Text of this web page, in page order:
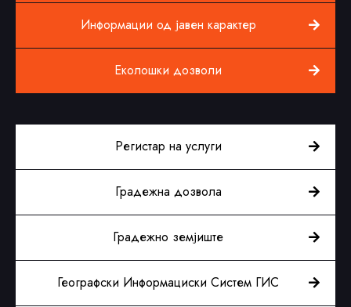
Информации од јавен карактер
Еколошки дозволи
Регистар на услуги
Градежна дозвола
Градежно земјиште
Географски Информациски Систем ГИС